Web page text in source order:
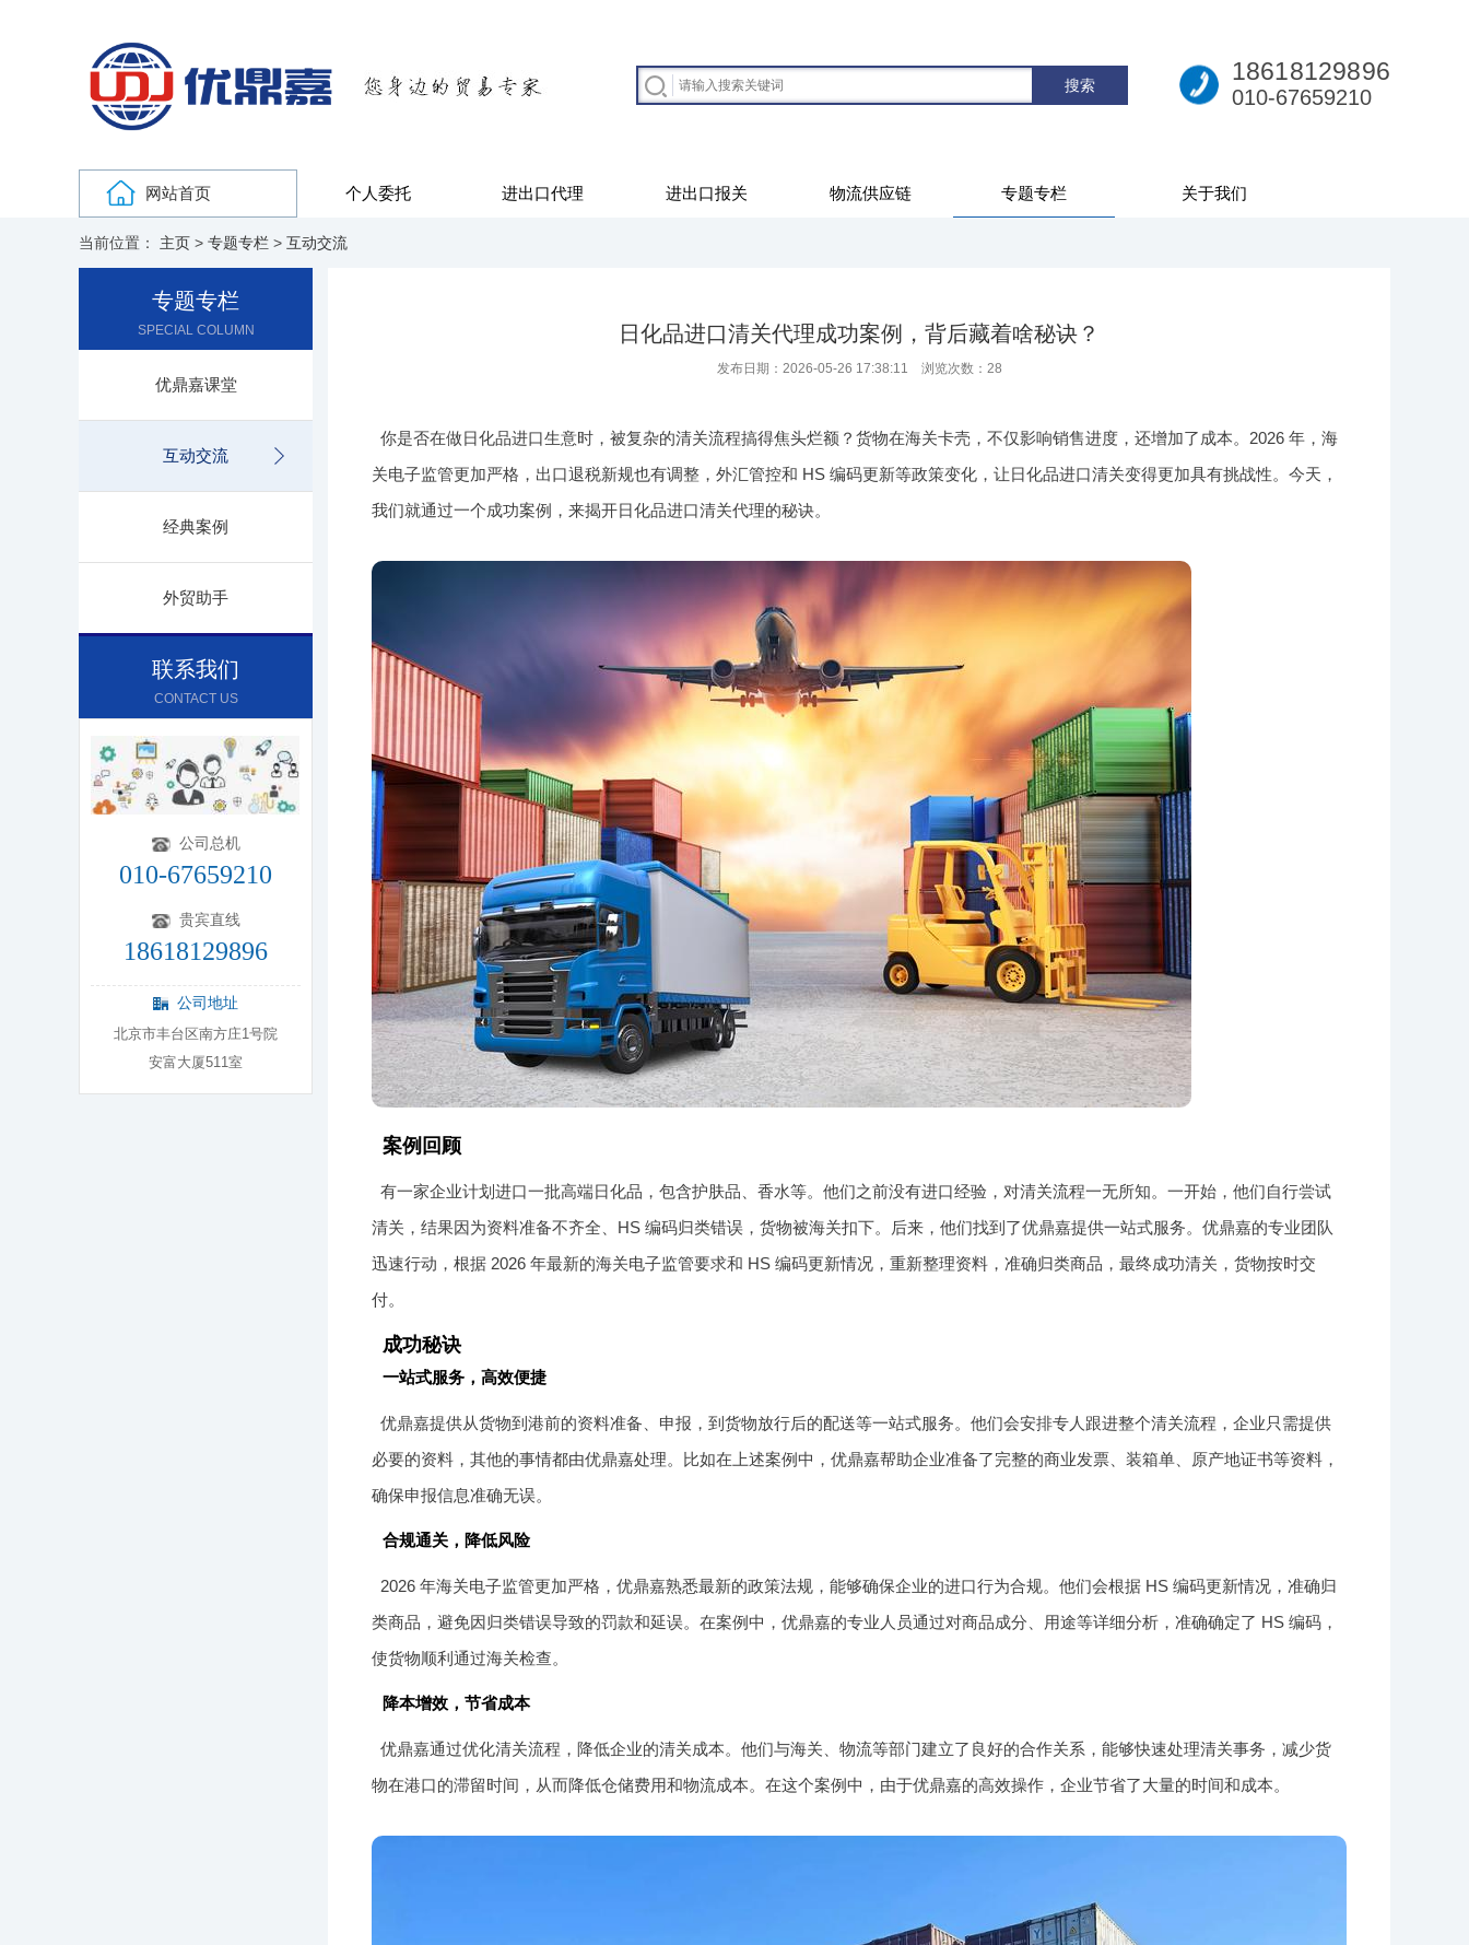
18618129896
010-67659210
网站首页 个人委托 进出口代理 进出口报关 物流供应链 专题专栏 关于我们
当前位置： 主页 > 专题专栏 > 互动交流
专题专栏
SPECIAL COLUMN
优鼎嘉课堂
互动交流
经典案例
外贸助手
联系我们
CONTACT US
公司总机
010-67659210
贵宾直线
18618129896
公司地址
北京市丰台区南方庄1号院
安富大厦511室
日化品进口清关代理成功案例，背后藏着啥秘诀？
发布日期：2026-05-26 17:38:11 浏览次数： 28
你是否在做日化品进口生意时，被复杂的清关流程搞得焦头烂额？货物在海关卡壳，不仅影响销售进度，还增加了成本。2026 年，海
关电子监管更加严格，出口退税新规也有调整，外汇管控和 HS 编码更新等政策变化，让日化品进口清关变得更加具有挑战性。今天，
我们就通过一个成功案例，来揭开日化品进口清关代理的秘诀。
案例回顾
有一家企业计划进口一批高端日化品，包含护肤品、香水等。他们之前没有进口经验，对清关流程一无所知。一开始，他们自行尝试
清关，结果因为资料准备不齐全、HS 编码归类错误，货物被海关扣下。后来，他们找到了优鼎嘉提供一站式服务。优鼎嘉的专业团队
迅速行动，根据 2026 年最新的海关电子监管要求和 HS 编码更新情况，重新整理资料，准确归类商品，最终成功清关，货物按时交
付。
成功秘诀
一站式服务，高效便捷
优鼎嘉提供从货物到港前的资料准备、申报，到货物放行后的配送等一站式服务。他们会安排专人跟进整个清关流程，企业只需提供
必要的资料，其他的事情都由优鼎嘉处理。比如在上述案例中，优鼎嘉帮助企业准备了完整的商业发票、装箱单、原产地证书等资料，
确保申报信息准确无误。
合规通关，降低风险
2026 年海关电子监管更加严格，优鼎嘉熟悉最新的政策法规，能够确保企业的进口行为合规。他们会根据 HS 编码更新情况，准确归
类商品，避免因归类错误导致的罚款和延误。在案例中，优鼎嘉的专业人员通过对商品成分、用途等详细分析，准确确定了 HS 编码，
使货物顺利通过海关检查。
降本增效，节省成本
优鼎嘉通过优化清关流程，降低企业的清关成本。他们与海关、物流等部门建立了良好的合作关系，能够快速处理清关事务，减少货
物在港口的滞留时间，从而降低仓储费用和物流成本。在这个案例中，由于优鼎嘉的高效操作，企业节省了大量的时间和成本。